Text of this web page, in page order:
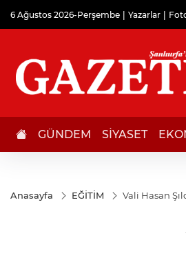
6 Ağustos 2026-Perşembe Yazarlar
GÜNDEM SİYASET
Anasayfa EĞİTİM Vali Hasan